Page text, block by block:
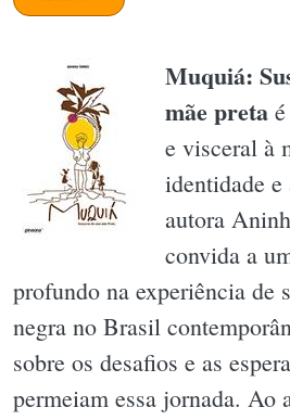
Muquiá:
mãe preta
e visceral à
identidade
autora
convida a
profundo na experiência de
negra no Brasil
sobre os desafios e as
permeiam essa jornada. Ao